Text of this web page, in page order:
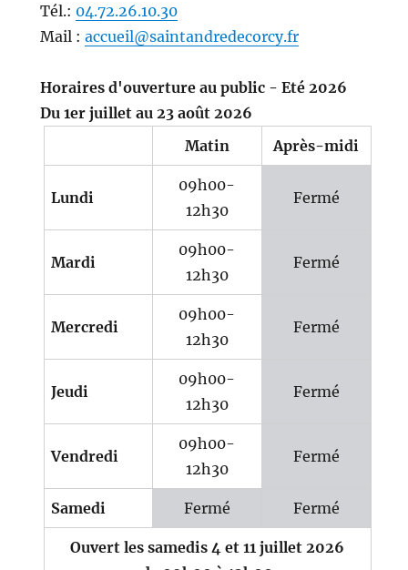
Tél.: 04.72.26.10.30
Mail : accueil@saintandredecorcy.fr
Horaires d'ouverture au public - Eté 2026
Du 1er juillet au 23 août 2026
Matin
Après-midi
Lundi
09h00-
12h30
Fermé
Mardi
09h00-
12h30
Fermé
Mercredi
09h00-
12h30
Fermé
Jeudi
09h00-
12h30
Fermé
Vendredi
09h00-
12h30
Fermé
Samedi Fermé Fermé
Ouvert les samedis 4 et 11 juillet 2026